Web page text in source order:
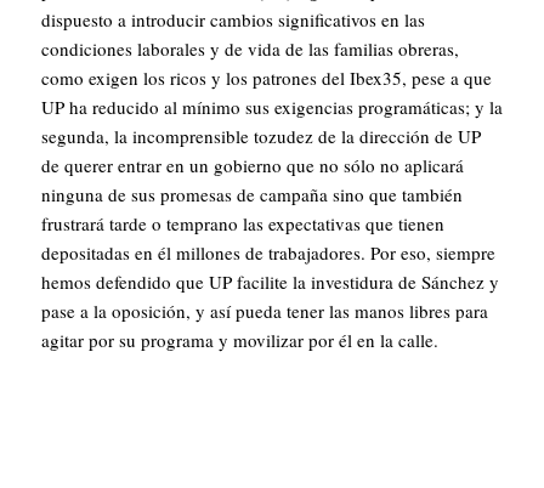
dispuesto a introducir cambios significativos en las
condiciones laborales y de vida de las familias obreras,
como exigen los ricos y los patrones del Ibex35, pese a que
UP ha reducido al mínimo sus exigencias programáticas; y la
segunda, la incomprensible tozudez de la dirección de UP
de querer entrar en un gobierno que no sólo no aplicará
ninguna de sus promesas de campaña sino que también
frustrará tarde o temprano las expectativas que tienen
depositadas en él millones de trabajadores. Por eso, siempre
hemos defendido que UP facilite la investidura de Sánchez y
pase a la oposición, y así pueda tener las manos libres para
agitar por su programa y movilizar por él en la calle.